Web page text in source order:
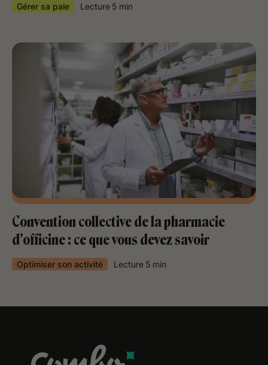
Gérer sa paie Lecture 5 min
Convention collective de la pharmacie
d’officine : ce que vous devez savoir
Optimiser son activité Lecture 5 min